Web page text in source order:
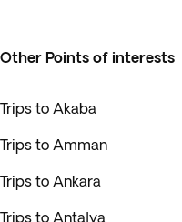
Other Points of interests
Trips to Akaba
Trips to Amman
Trips to Ankara
Trips to Antalya